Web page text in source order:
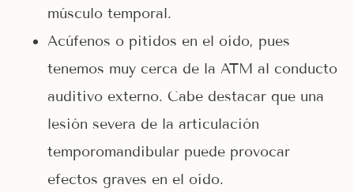
músculo temporal.
Acúfenos o pitidos en el oído, pues
tenemos muy cerca de la ATM al conducto
auditivo externo. Cabe destacar que una
lesión severa de la articulación
temporomandibular puede provocar
efectos graves en el oído.